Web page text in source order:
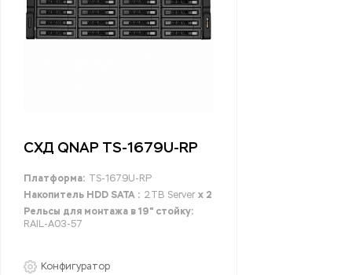
СХД QNAP TS-1679U-RP
Платформа: TS-1679U-RP
Накопитель HDD SATA : 2TB Server x 2
Рельсы для монтажа в 19" стойку:
RAIL-A03-57
Конфигуратор